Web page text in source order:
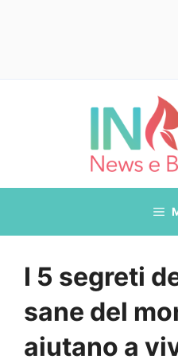
I 5 segreti
sane del
aiutano a